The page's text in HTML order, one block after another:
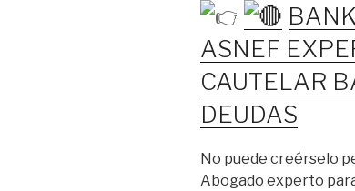
ASNEF
CAUTELAR
DEUDAS
No puede creérselo
Abogado experto